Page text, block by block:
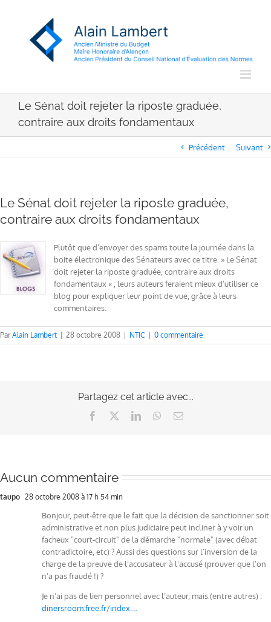
Le Sénat doit rejeter la riposte graduée,
contraire aux droits fondamentaux
Précédent Suivant
Le Sénat doit rejeter la riposte graduée,
contraire aux droits fondamentaux
Plutôt que d’envoyer des spams toute la journée dans la
boite électronique des Sénateurs avec ce titre » Le Sénat
doit rejeter la riposte graduée, contraire aux droits
fondamentaux « , leurs auteurs feraient mieux d’utiliser ce
blog pour expliquer leur point de vue, grâce à leurs
commentaires.
ParAlain Lambert 28 octobre 2008 NTIC 0 commentaire
Partagez cet article avec...
Facebook LinkedInWhatsApp
Email
Aucun commentaire
taupo 28 octobre 2008 à 17 h 54 min
Bonjour, peut-être que le fait que la décision de sanctionner soit
administrative et non plus judiciaire peut incliner à y voir un
facheux "court-circuit" de la démarche "normale" (avec débat
contradictoire, etc) ? Aussi des questions sur l’inversion de la
charge de la preuve de l’accusateur à l’accusé (prouver que l’on
n’a pas fraudé !) ?
Je n’ai pas de lien personnel avec l’auteur, mais (entre autres) :
dinersroom.free.fr/index….